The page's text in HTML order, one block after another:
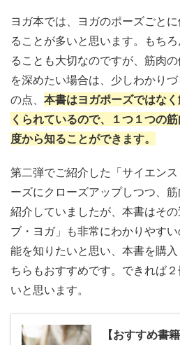
ヨガ本では、ヨガのポーズごと
ることが多いと思います。もち
ることも大切なのですが、筋肉
を深めたい場合は、少しわかり
の点、 本書はヨガポーズではな
くられているので、１つ１つの
度から知ることができます。
第二弾でご紹介した「サイエン
ーズにクローズアップしつつ、
紹介していましたが、本書はそ
ブ・ヨガ」も非常にわかりやす
能を知りたいと思い、本書を購
ちらもおすすめです。できれば
いと思います。
【おすすめ